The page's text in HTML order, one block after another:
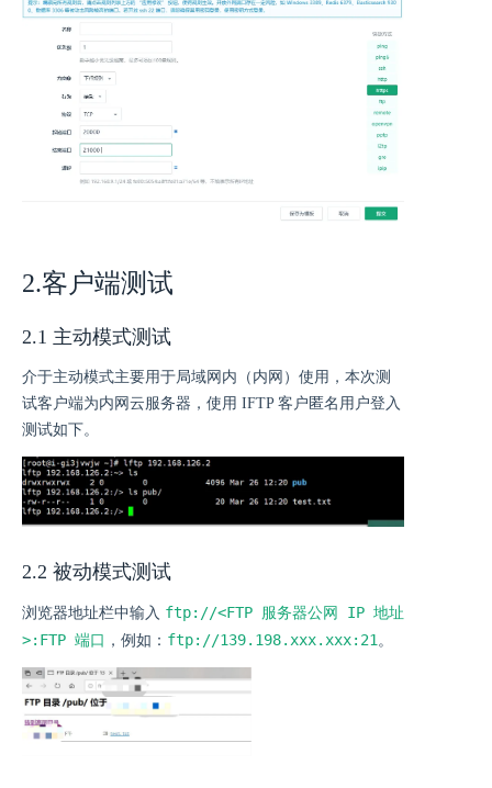
2.客户端测试
2.1 主动模式测试
介于主动模式主要用于局域网内（内网）使用，本次测
试客户端为内网云服务器，使用 IFTP 客户匿名用户登入
测试如下。
2.2 被动模式测试
浏览器地址栏中输入 ftp://<FTP 服务器公网 IP 地址
>:FTP 端口 ，例如： ftp://139.198.xxx.xxx:21。